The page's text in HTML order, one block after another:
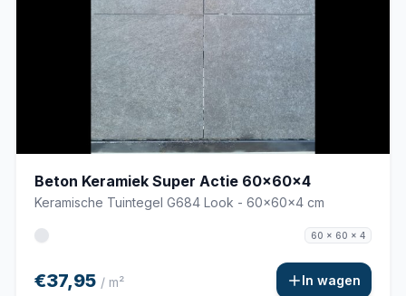
Beton Keramiek Super Actie 60x60x4
Keramische Tuintegel G684 Look - 60x60x4 cm
60 x 60 x 4
€37,95 / m² In wagen